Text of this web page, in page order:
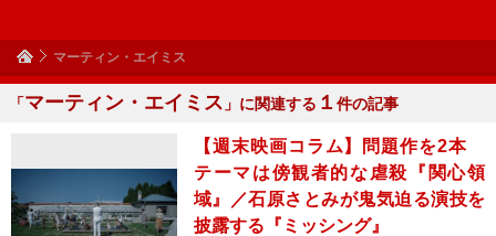
マーティン・エイミス
「マーティン・エイミス 」に関連する １ 件の記事
【週末映画コラム】問題作を2本
テーマは傍観者的な虐殺『関心領
域』／石原さとみが鬼気迫る演技を
披露する『ミッシング』